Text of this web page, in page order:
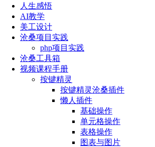
人生感悟
AI教学
美工设计
沧桑项目实践
php项目实践
沧桑工具箱
视频课程手册
按键精灵
按键精灵沧桑插件
懒人插件
基础操作
单元格操作
表格操作
图表与图片